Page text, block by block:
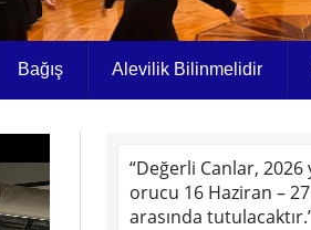
Bağış Alevilik Bilinmelidir
“Değerli Canlar, 2026
orucu 16 Haziran –
arasında